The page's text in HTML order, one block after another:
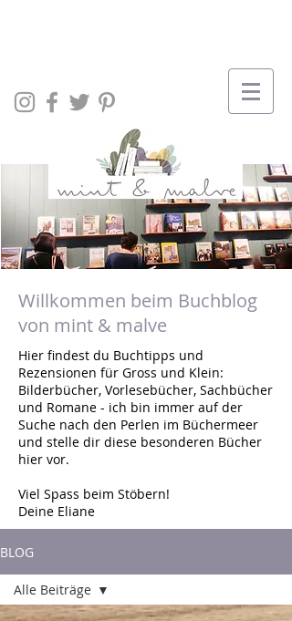
Willkommen beim Buchblog
von mint & malve
Hier findest du Buchtipps und
Rezensionen für Gross und Klein:
Bilderbücher, Vorlesebücher, Sachbücher
und Romane - ich bin immer auf der
Suche nach den Perlen im Büchermeer
und stelle dir diese besonderen Bücher
hier vor.
Viel Spass beim Stöbern!
Deine Eliane
BLOG
Alle Beiträge